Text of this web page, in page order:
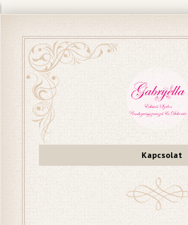
Kapcsolat